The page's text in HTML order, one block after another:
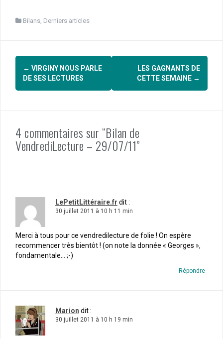
Bilans Derniers articles
Navigation
d'article
← VIRGINY NOUS PARLE
DE SES LECTURES
LES GAGNANTS DE
CETTE SEMAINE →
4 commentaires sur “Bilan de
VendrediLecture – 29/07/11”
LePetitLittéraire.fr dit :
30 juillet 2011 à 10 h 11 min
Merci à tous pour ce vendredilecture de folie ! On espère
recommencer très bientôt ! (on note la donnée « Georges »,
fondamentale… ;-)
Répondre
Marion dit :
30 juillet 2011 à 10 h 19 min